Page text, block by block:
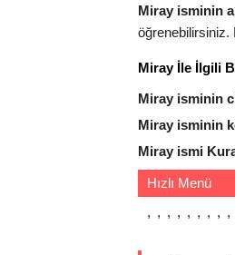
Miray isminin
öğrenebilirsiniz.
Miray İle İlgili
Miray isminin
Miray isminin
Miray ismi
Hızlı Menü